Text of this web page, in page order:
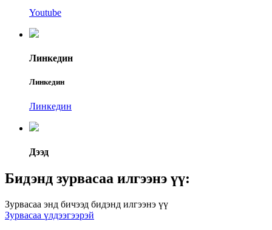
Youtube
Линкедин
Линкедин
Линкедин
Дээд
Бидэнд зурвасаа илгээнэ үү:
Зурвасаа энд бичээд бидэнд илгээнэ үү
Зурвасаа үлдээгээрэй